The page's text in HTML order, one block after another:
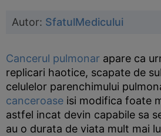
Autor: SfatulMedicului
Cancerul pulmonar apare ca
replicari haotice, scapate de
celulelor parenchimului
canceroase isi modifica foate
astfel incat devin capabile sa
au o durata de viata mult mai